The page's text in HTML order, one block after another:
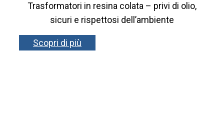
Trasformatori in resina colata – privi di olio,
sicuri e rispettosi dell’ambiente
Scopri di più